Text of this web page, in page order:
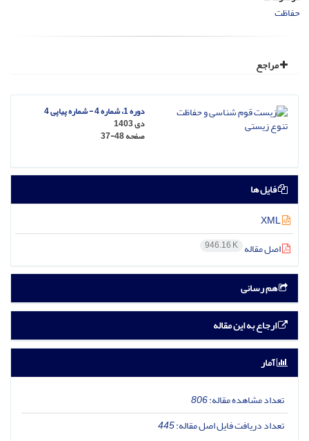
حفاظت
مراجع
دوره 1، شماره 4 - شماره پیاپی 4
دی 1403
صفحه37-48
فایل ها
اصل مقاله 946.16 K
هم رسانی
ارجاع به این مقاله
آمار
تعداد مشاهده مقاله:806
تعداد دریافت فایل اصل مقاله:445